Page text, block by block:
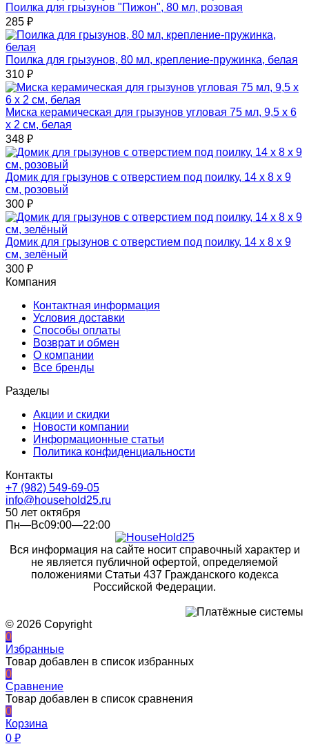
Поилка для грызунов "Пижон", 80 мл, розовая
285 ₽
Поилка для грызунов, 80 мл, крепление-пружинка, белая
310 ₽
Миска керамическая для грызунов угловая 75 мл, 9,5 х 6
х 2 см, белая
348 ₽
Домик для грызунов с отверстием под поилку, 14 х 8 х 9
см, розовый
300 ₽
Домик для грызунов с отверстием под поилку, 14 х 8 х 9
см, зелёный
300 ₽
Компания
Контактная информация
Условия доставки
Способы оплаты
Возврат и обмен
О компании
Все бренды
Разделы
Акции и скидки
Новости компании
Информационные статьи
Политика конфиденциальности
Контакты
+7 (982) 549-69-05
info@household25.ru
50 лет октября
Пн—Вс09:00—22:00
Вся информация на сайте носит справочный характер и
не является публичной офертой, определяемой
положениями Статьи 437 Гражданского кодекса
Российской Федерации.
© 2026 Copyright
0
Избранные
Товар добавлен в список избранных
0
Сравнение
Товар добавлен в список сравнения
0
Корзина
0 ₽